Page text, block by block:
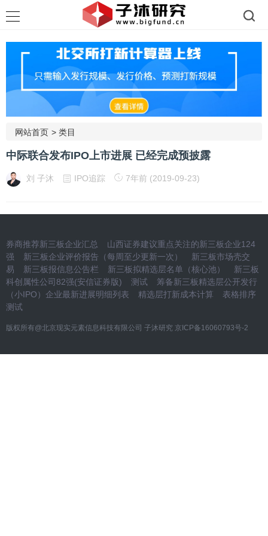
网站首页 > 类目
中际联合发布IPO上市进展 已经完成预披露
刘 子沐 IPO追踪 7年前 (2019-09-23)
券商推荐新三板企业汇总
山西证券建议重点关注的新三板企业124
强
新三板企业评价报告（每周至少更新一次）
新三板市场壳交
易
新三板报信息公告栏 新三板拟精选层名单（核心池）
新三板
科创属性公司82强(安信证券版)
测试
筹备新三板精选层公开发行
（小IPO）企业最新进展明细列表
精选层打新成本计算
表格排序
测试
版权所有@北京现实元素信息科技有限公司 子沐研究 京ICP备16060793号-2